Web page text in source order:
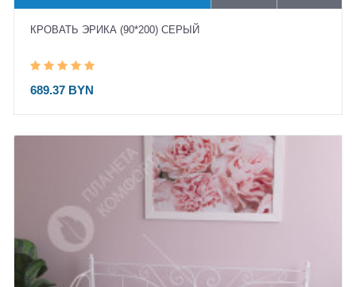
КРОВАТЬ ЭРИКА (90*200) СЕРЫЙ
689.37 BYN